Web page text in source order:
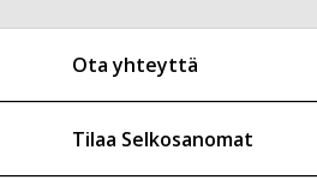
Ota yhteyttä
Tilaa Selkosanomat